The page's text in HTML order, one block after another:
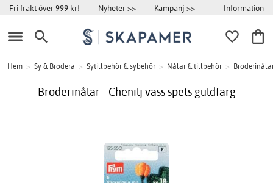
Fri frakt över 999 kr! Nyheter >> Kampanj >> Information
Hem > Sy & Brodera > Sytillbehör & sybehör > Nålar & tillbehör >
Broderinålar - Chenilj vass spets guldfärg